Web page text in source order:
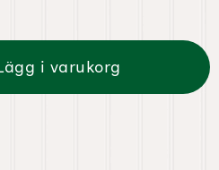
i varukorg